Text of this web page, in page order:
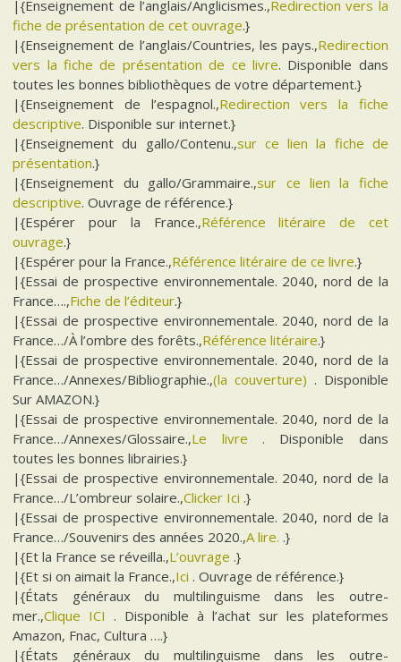
|{Enseignement de l’anglais/Anglicismes.,Redirection vers la
fiche de présentation de cet ouvrage.}
|{Enseignement de l’anglais/Countries, les pays.,Redirection
vers la fiche de présentation de ce livre. Disponible dans
toutes les bonnes bibliothèques de votre département.}
|{Enseignement de l’espagnol.,Redirection vers la fiche
descriptive. Disponible sur internet.}
|{Enseignement du gallo/Contenu.,sur ce lien la fiche de
présentation.}
|{Enseignement du gallo/Grammaire.,sur ce lien la fiche
descriptive. Ouvrage de référence.}
|{Espérer pour la France.,Référence litéraire de cet
ouvrage.}
|{Espérer pour la France.,Référence litéraire de ce livre.}
|{Essai de prospective environnementale. 2040, nord de la
France….,Fiche de l’éditeur.}
|{Essai de prospective environnementale. 2040, nord de la
France…/À l’ombre des forêts.,Référence litéraire.}
|{Essai de prospective environnementale. 2040, nord de la
France…/Annexes/Bibliographie.,(la couverture) . Disponible
Sur AMAZON.}
|{Essai de prospective environnementale. 2040, nord de la
France…/Annexes/Glossaire.,Le livre . Disponible dans
toutes les bonnes librairies.}
|{Essai de prospective environnementale. 2040, nord de la
France…/L’ombreur solaire.,Clicker Ici .}
|{Essai de prospective environnementale. 2040, nord de la
France…/Souvenirs des années 2020.,A lire. .}
|{Et la France se réveilla.,L’ouvrage .}
|{Et si on aimait la France.,Ici . Ouvrage de référence.}
|{États généraux du multilinguisme dans les outre-
mer.,Clique ICI . Disponible à l’achat sur les plateformes
Amazon, Fnac, Cultura ….}
|{États généraux du multilinguisme dans les outre-